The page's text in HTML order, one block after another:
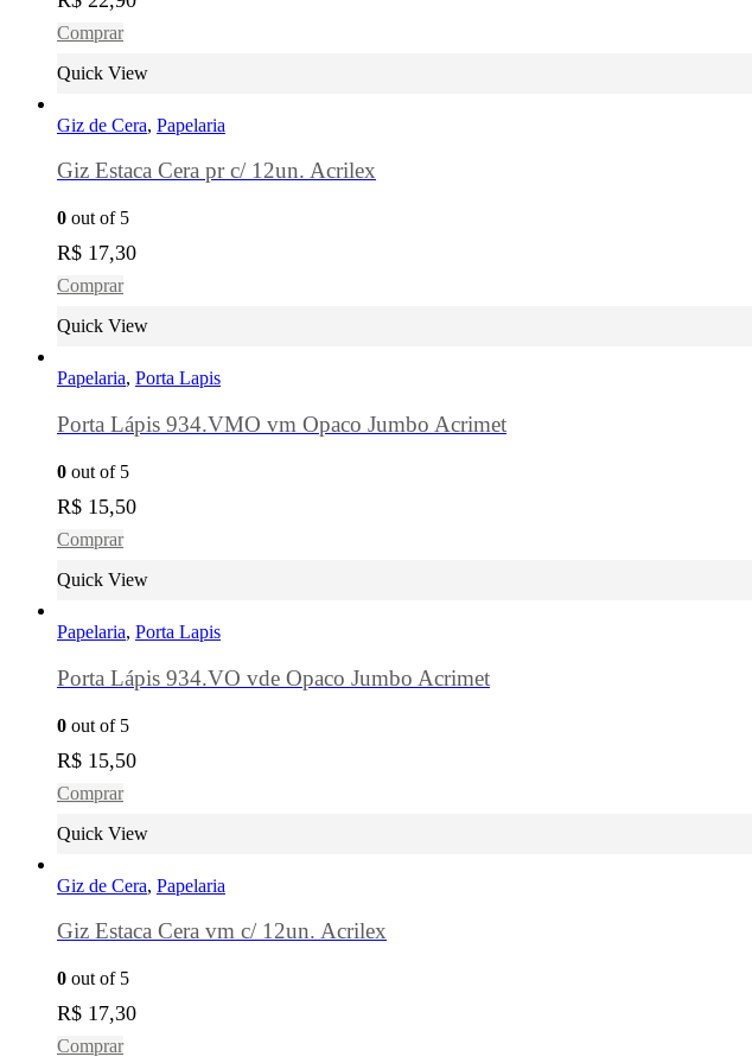
Comprar
Quick View
Giz de Cera, Papelaria
Giz Estaca Cera pr c/ 12un. Acrilex
0 out of 5
R$ 17,30
Comprar
Quick View
Papelaria, Porta Lapis
Porta Lápis 934.VMO vm Opaco Jumbo Acrimet
0 out of 5
R$ 15,50
Comprar
Quick View
Papelaria, Porta Lapis
Porta Lápis 934.VO vde Opaco Jumbo Acrimet
0 out of 5
R$ 15,50
Comprar
Quick View
Giz de Cera, Papelaria
Giz Estaca Cera vm c/ 12un. Acrilex
0 out of 5
R$ 17,30
Comprar